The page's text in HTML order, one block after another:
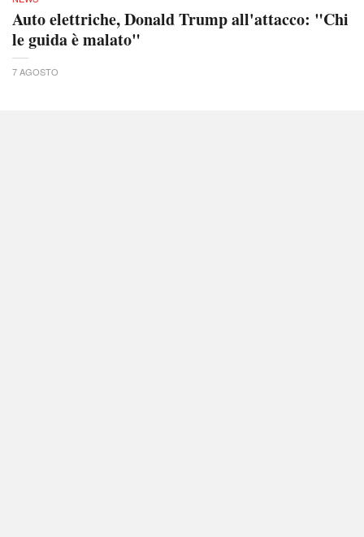
Auto elettriche, Donald Trump all'attacco: "Chi
le guida è malato"
7 AGOSTO